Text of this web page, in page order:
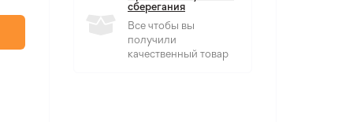
сберегания
Все чтобы вы
получили
качественный товар